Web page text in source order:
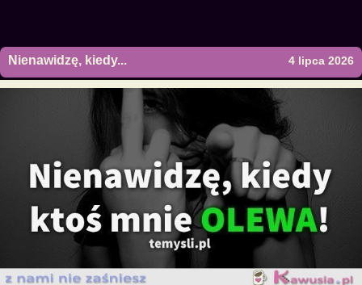
Nienawidzę, kiedy... 4 lipca 2026